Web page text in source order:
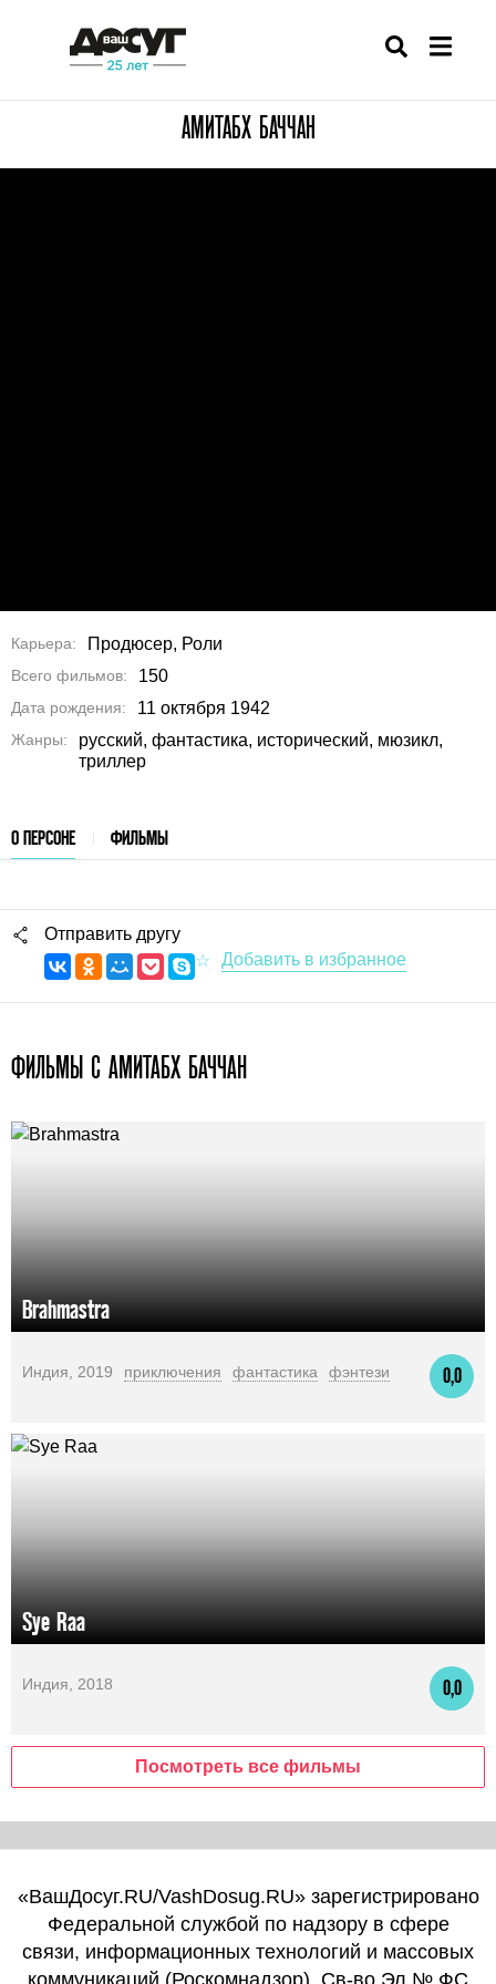
АМИТАБХ БАЧЧАН
Карьера Продюсер, Роли
Всего фильмов 150
Дата рождения 11 октября 1942
Жанры
русский, фантастика, исторический, мюзикл,
триллер
О ПЕРСОНЕ ФИЛЬМЫ
Отправить другу
ФИЛЬМЫ С АМИТАБХ БАЧЧАН
Brahmastra
0,0
Индия, 2019 приключения фантастика фэнтези
Sye Raa
0,0
Индия, 2018
Посмотреть все фильмы
«ВашДосуг.RU/VashDosug.RU» зарегистрировано
Федеральной службой по надзору в сфере
связи, информационных технологий и массовых